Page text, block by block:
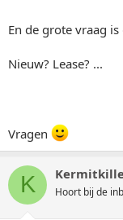
En de grote vraag
Nieuw? Lease? ...
Vragen
K Hoort bij de